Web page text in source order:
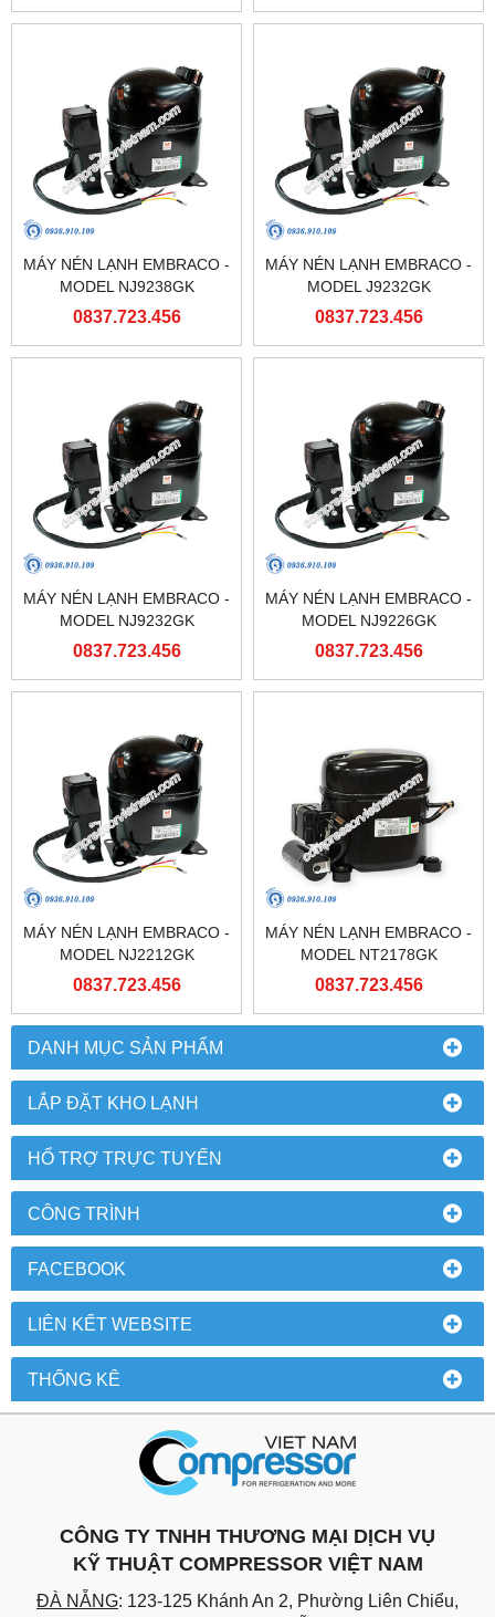
DANH MỤC SẢN PHẨM
LẮP ĐẶT KHO LẠNH
HỔ TRỢ TRỰC TUYẾN
CÔNG TRÌNH
FACEBOOK
LIÊN KẾT WEBSITE
THỐNG KÊ
MÁY NÉN LẠNH EMBRACO -
MODEL NJ9238GK
0837.723.456
MÁY NÉN LẠNH EMBRACO -
MODEL J9232GK
0837.723.456
MÁY NÉN LẠNH EMBRACO -
MODEL NJ9232GK
0837.723.456
MÁY NÉN LẠNH EMBRACO -
MODEL NJ9226GK
0837.723.456
MÁY NÉN LẠNH EMBRACO -
MODEL NJ2212GK
0837.723.456
MÁY NÉN LẠNH EMBRACO -
MODEL NT2178GK
0837.723.456
CÔNG TY TNHH THƯƠNG MẠI DỊCH VỤ
KỸ THUẬT COMPRESSOR VIỆT NAM
ĐÀ NẴNG: 123-125 Khánh An 2, Phường Liên Chiểu,